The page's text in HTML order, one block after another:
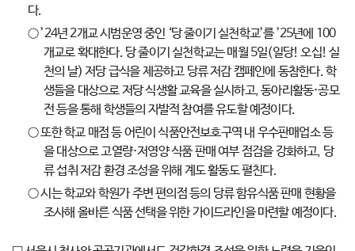
다.
○ ’24년 2개교 시범운영 중인 ‘당 줄이기 실천학교’를 ’25년에 100
개교로 확대한다. 당 줄이기 실천학교는 매월 5일(일당! 오십! 실
천의 날) 저당 급식을 제공하고 당류 저감 캠페인에 동참한다. 학
생들을 대상으로 저당 식생활 교육을 실시하고, 동아리활동·공모
전 등을 통해 학생들의 자발적 참여를 유도할 예정이다.
○ 또한 학교 매점 등 어린이 식품안전보호구역 내 우수판매업소 등
을 대상으로 고열량·저영양 식품 판매 여부 점검을 강화하고, 당
류 섭취 저감 환경 조성을 위해 계도 활동도 펼친다.
○ 시는 학교와 학원가 주변 편의점 등의 당류 함유식품 판매 현황을
조사해 올바른 식품 선택을 위한 가이드라인을 마련할 예정이다.